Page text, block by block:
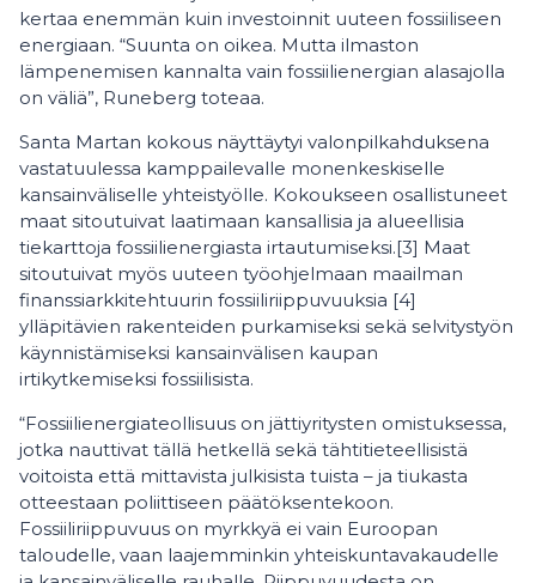
kertaa enemmän kuin investoinnit uuteen fossiiliseen
energiaan. “Suunta on oikea. Mutta ilmaston
lämpenemisen kannalta vain fossiilienergian alasajolla
on väliä”, Runeberg toteaa.
Santa Martan kokous näyttäytyi valonpilkahduksena
vastatuulessa kamppailevalle monenkeskiselle
kansainväliselle yhteistyölle. Kokoukseen osallistuneet
maat sitoutuivat laatimaan kansallisia ja alueellisia
tiekarttoja fossiilienergiasta irtautumiseksi.[3] Maat
sitoutuivat myös uuteen työohjelmaan maailman
finanssiarkkitehtuurin fossiiliriippuvuuksia [4]
ylläpitävien rakenteiden purkamiseksi sekä selvitystyön
käynnistämiseksi kansainvälisen kaupan
irtikytkemiseksi fossiilisista.
“Fossiilienergiateollisuus on jättiyritysten omistuksessa,
jotka nauttivat tällä hetkellä sekä tähtitieteellisistä
voitoista että mittavista julkisista tuista – ja tiukasta
otteestaan poliittiseen päätöksentekoon.
Fossiiliriippuvuus on myrkkyä ei vain Euroopan
taloudelle, vaan laajemminkin yhteiskuntavakaudelle